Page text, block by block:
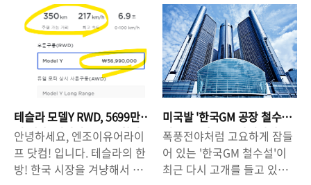
일/공휴일 오산IC ~ 한남대교
남단 총 46.6km 운영 신탄진
IC ~ 한남대교 남단 총
141.0km 운영 ☞ 설날/추석
연휴 - 운영 시간 : 07:00 ~
01:00 (18시간) - 운영 구간 :
신탄진IC ~ 한남대교 남단(총
14..
10월 31일 예약자까지만 적
용이되고, 11월부터는 혜택
이 종료된다고 합니다. 테슬
라 전기차를 구매할 의사가
있는 분들은 10월 31일 이전
에 모델Y/S/X 등을 예약해 두
는 것이 전기차 구매를 하는
데 있어서 좀 더 유리할 수 있
겠네요. 리..
어옵니다. 사전 예약에서도
상당한 인기를 실감할 수 있
었는데요, 과연 보조금 얼마
를 받을 수 있을 것인가? 그것
이 중요하죠! 물론, 모델Y
RWD는 공식적으로 판매가격
이 5699만원이기 때문에 현
재 국내 보조금 100% 수령
가능 기준5700만원 범위에
들어갑니다. 그러나, 보조금
지급 세부 항목에서 차이가
료 체험을 할 수 있습니다. 링
크를 통해 구매하실 것을 권
장드립니다 :)
https://www.tesla.com/k
o_kr/modely/design?
referral=woojin59053&re
direct=no#overview 안녕
하세요, 엔조이유어라이프 닷
컴! 입니다. 모델Y RWD 모델
이 5699만원에 출시되면서
굉장한 이슈가 되고 있습니
테슬라 모델Y RWD, 5699만
원 대란! 지역별 보조금 확인
하고 전략을 세워야..
안녕하세요, 엔조이유어라이
프 닷컴! 입니다. 테슬라의 한
방! 한국 시장을 겨냥해서 중
미국발 '한국GM 공장 철수
설', 규모 축소 불가피하나?
폭풍전야처럼 고요하게 잠들
어 있는 '한국GM 철수설'이
최근 다시 고개를 들고 있습